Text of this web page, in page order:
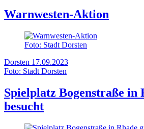
Warnwesten-Aktion
Foto: Stadt Dorsten
Dorsten 17.09.2023
Foto: Stadt Dorsten
Spielplatz Bogenstraße in
besucht